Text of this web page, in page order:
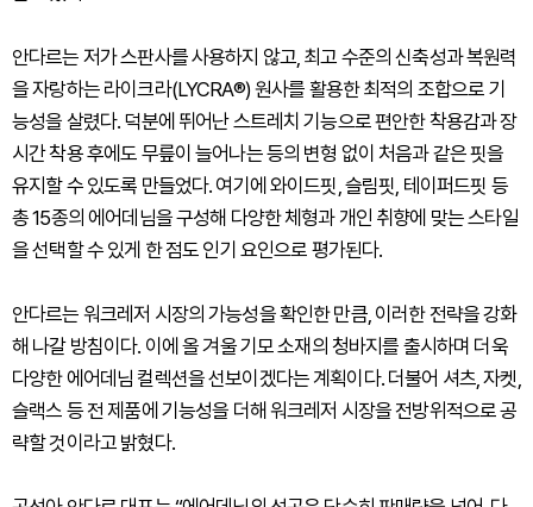
안다르는 저가 스판사를 사용하지 않고, 최고 수준의 신축성과 복원력
을 자랑하는 라이크라(LYCRA®) 원사를 활용한 최적의 조합으로 기
능성을 살렸다. 덕분에 뛰어난 스트레치 기능으로 편안한 착용감과 장
시간 착용 후에도 무릎이 늘어나는 등의 변형 없이 처음과 같은 핏을
유지할 수 있도록 만들었다. 여기에 와이드핏, 슬림핏, 테이퍼드핏 등
총 15종의 에어데님을 구성해 다양한 체형과 개인 취향에 맞는 스타일
을 선택할 수 있게 한 점도 인기 요인으로 평가된다.
안다르는 워크레저 시장의 가능성을 확인한 만큼, 이러한 전략을 강화
해 나갈 방침이다. 이에 올 겨울 기모 소재의 청바지를 출시하며 더욱
다양한 에어데님 컬렉션을 선보이겠다는 계획이다. 더불어 셔츠, 자켓,
슬랙스 등 전 제품에 기능성을 더해 워크레저 시장을 전방위적으로 공
략할 것이라고 밝혔다.